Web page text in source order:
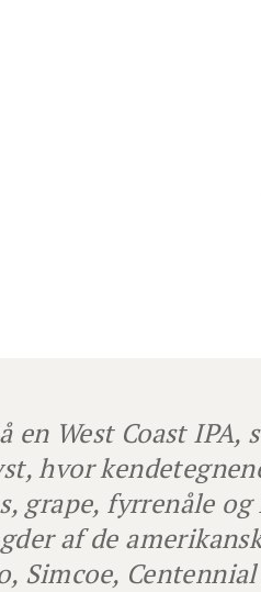
en West Coast
hvor
grape, fyrrenåle
af de
Simcoe, Centennial